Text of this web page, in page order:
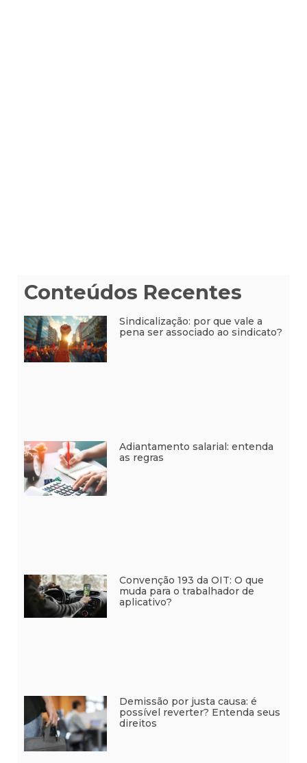
Conteúdos Recentes
Sindicalização: por que vale a
pena ser associado ao sindicato?
Adiantamento salarial: entenda
as regras
Convenção 193 da OIT: O que
muda para o trabalhador de
aplicativo?
Demissão por justa causa: é
possível reverter? Entenda seus
direitos